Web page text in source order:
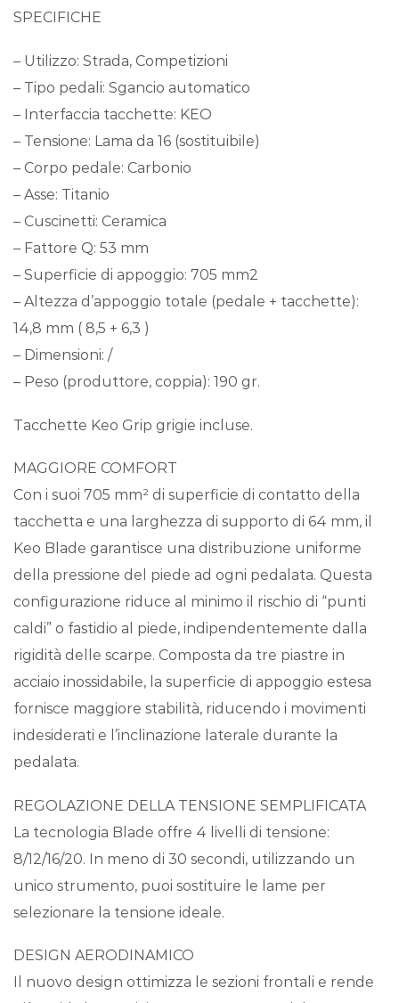
SPECIFICHE
– Utilizzo: Strada, Competizioni
– Tipo pedali: Sgancio automatico
– Interfaccia tacchette: KEO
– Tensione: Lama da 16 (sostituibile)
– Corpo pedale: Carbonio
– Asse: Titanio
– Cuscinetti: Ceramica
– Fattore Q: 53 mm
– Superficie di appoggio: 705 mm2
– Altezza d’appoggio totale (pedale + tacchette):
14,8 mm ( 8,5 + 6,3 )
– Dimensioni: /
– Peso (produttore, coppia): 190 gr.
Tacchette Keo Grip grigie incluse.
MAGGIORE COMFORT
Con i suoi 705 mm² di superficie di contatto della
tacchetta e una larghezza di supporto di 64 mm, il
Keo Blade garantisce una distribuzione uniforme
della pressione del piede ad ogni pedalata. Questa
configurazione riduce al minimo il rischio di “punti
caldi” o fastidio al piede, indipendentemente dalla
rigidità delle scarpe. Composta da tre piastre in
acciaio inossidabile, la superficie di appoggio estesa
fornisce maggiore stabilità, riducendo i movimenti
indesiderati e l’inclinazione laterale durante la
pedalata.
REGOLAZIONE DELLA TENSIONE SEMPLIFICATA
La tecnologia Blade offre 4 livelli di tensione:
8/12/16/20. In meno di 30 secondi, utilizzando un
unico strumento, puoi sostituire le lame per
selezionare la tensione ideale.
DESIGN AERODINAMICO
Il nuovo design ottimizza le sezioni frontali e rende